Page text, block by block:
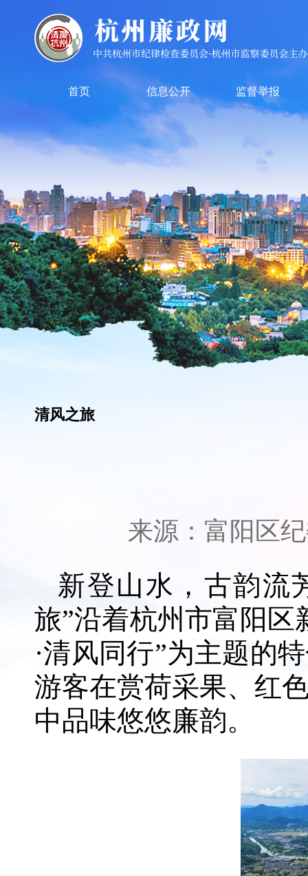
首页 信息公开 监督举报
清风之旅
来源： 富阳区
新登山水，古韵流
旅”沿着杭州市富阳
·清风同行”为主题的
游客在赏荷采果、红
中品味悠悠廉韵。